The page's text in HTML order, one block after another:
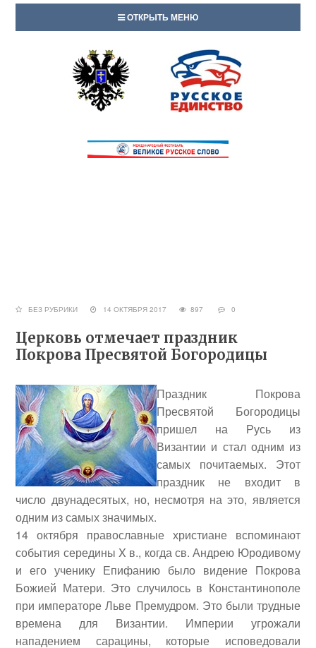
ОТКРЫТЬ МЕНЮ
БЕЗ РУБРИКИ 14 ОКТЯБРЯ 2017 897 0
Церковь отмечает праздник
Покрова Пресвятой Богородицы
Праздник Покрова
Пресвятой Богородицы
пришел на Русь из
Византии и стал одним из
самых почитаемых. Этот
праздник не входит в
число двунадесятых, но, несмотря на это, является
одним из самых значимых.
14 октября православные христиане вспоминают
события середины X в., когда св. Андрею Юродивому
и его ученику Епифанию было видение Покрова
Божией Матери. Это случилось в Константинополе
при императоре Льве Премудром. Это были трудные
времена для Византии. Империи угрожали
нападением сарацины, которые исповедовали